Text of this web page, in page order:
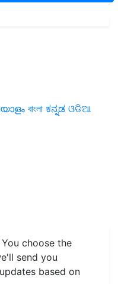
বাংলা ಕನ್ನಡ ଓଡିଆ
choose the
send you
based on